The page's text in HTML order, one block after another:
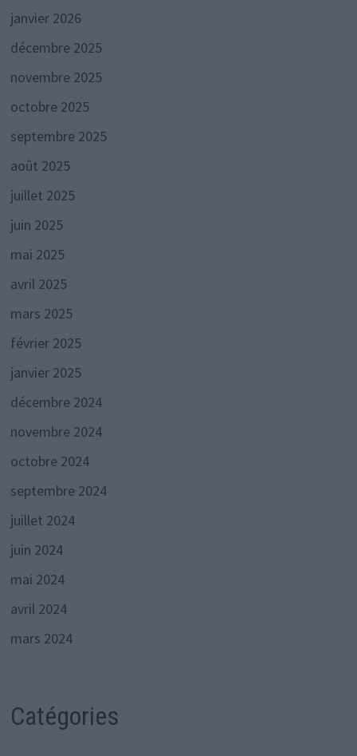
janvier 2026
décembre 2025
novembre 2025
octobre 2025
septembre 2025
août 2025
juillet 2025
juin 2025
mai 2025
avril 2025
mars 2025
février 2025
janvier 2025
décembre 2024
novembre 2024
octobre 2024
septembre 2024
juillet 2024
juin 2024
mai 2024
avril 2024
mars 2024
Catégories